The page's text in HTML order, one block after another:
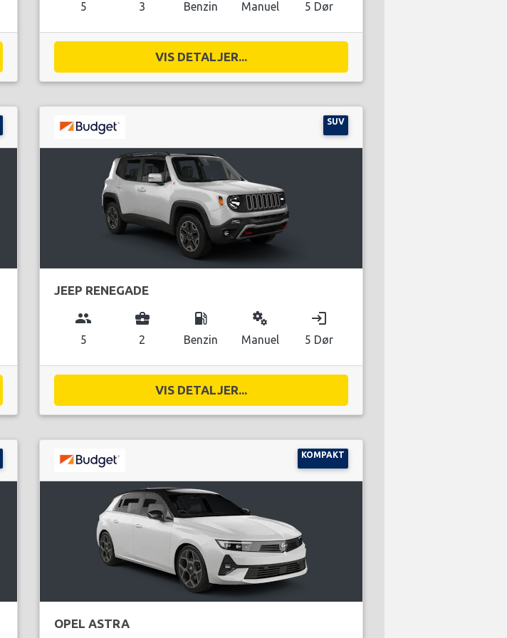
5 3 Benzin Manuel 5 Dør
VIS DETALJER...
SUV
JEEP RENEGADE
group
5
business_center
2
local_gas_station
Benzin
miscellaneous_services
Manuel
login
5 Dør
VIS DETALJER...
KOMPAKT
OPEL ASTRA